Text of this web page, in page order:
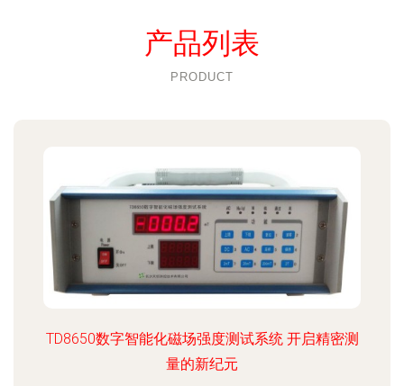
产品列表
PRODUCT
TD8650数字智能化磁场强度测试系统 开启精密测
量的新纪元